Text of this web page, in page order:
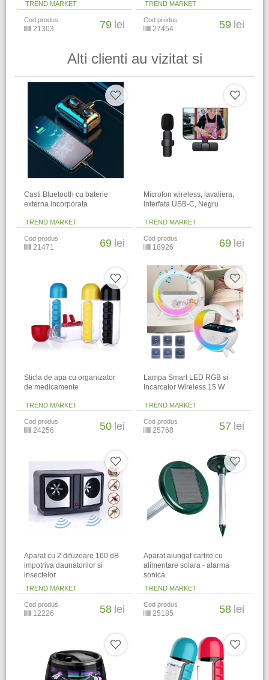
TREND MARKET
Cod produs
21303 79 lei
TREND MARKET
Cod produs
27454 59 lei
Alti clienti au vizitat si
Casti Bluetooth cu baterie
externa incorporata
TREND MARKET
Cod produs
21471 69 lei
Microfon wireless, lavaliera,
interfata USB-C, Negru
TREND MARKET
Cod produs
18926 69 lei
Sticla de apa cu organizator
de medicamente
TREND MARKET
Cod produs
24256 50 lei
Lampa Smart LED RGB si
Incarcator Wireless 15 W
TREND MARKET
Cod produs
25768 57 lei
Aparat cu 2 difuzoare 160 dB
impotriva daunatorilor si
insectelor
TREND MARKET
Cod produs
12226 58 lei
Aparat alungat cartite cu
alimentare solara - alarma
sonica
TREND MARKET
Cod produs
25185 58 lei